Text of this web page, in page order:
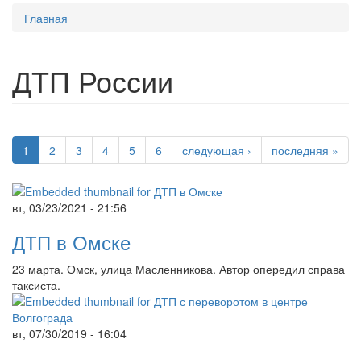
Главная
ДТП России
1 2 3 4 5 6 следующая › последняя »
вт, 03/23/2021 - 21:56
ДТП в Омске
23 марта. Омск, улица Масленникова. Автор опередил справа
таксиста.
вт, 07/30/2019 - 16:04